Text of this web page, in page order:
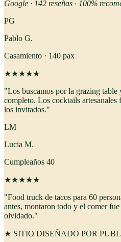
Google · 142 reseñas · 100%
PG
Pablo G.
Casamiento · 140 pax
★★★★★
"Los buscamos por la grazing table
completo. Los cocktails
los invitados."
LM
Lucia M.
Cumpleaños 40
★★★★★
"Food truck de tacos para 60
antes, montaron todo y el comer
olvidado."
★ SITIO DISEÑADO POR